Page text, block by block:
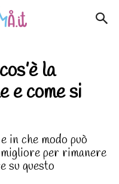
la
e come si
in che modo può
per rimanere
su questo